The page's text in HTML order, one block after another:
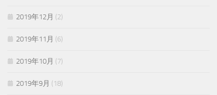
2019年12月 (2)
2019年11月 (6)
2019年10月 (7)
2019年9月 (18)